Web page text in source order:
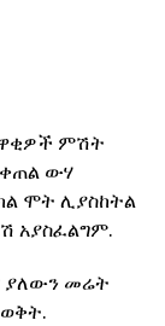
ምሽት
ውሃ
ሞት ሊያስከትል
አያስፈልግም.
ያለውን መሬት